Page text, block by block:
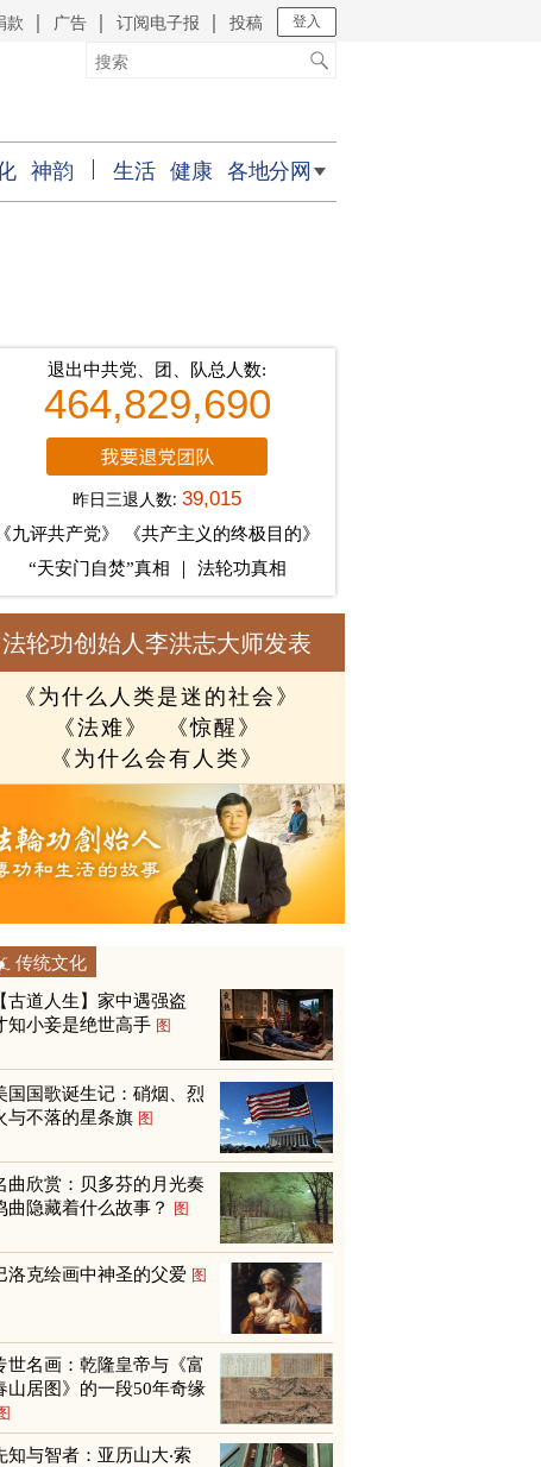
款 广告 订阅电子报 投稿 登入
神韵 生活 健康 各地分网
退出中共党、团、队总人数:
464,829,690
昨日三退人数:39,015
《九评共产党》
《共产主义的终极目的》
“天安门自焚”真相
法轮功真相
法轮功创始人李洪志大师发表
《为什么人类是迷的社会》
《法难》
《惊醒》
《为什么会有人类》
传统文化
【古道人生】家中遇强盗
知小妾是绝世高手 图
国国歌诞生记：硝烟、烈
与不落的星条旗 图
曲欣赏：贝多芬的月光奏
曲隐藏着什么故事？
图
洛克绘画中神圣的父爱 图
世名画：乾隆皇帝与《富
山居图》的一段50年奇缘
知与智者：亚历山大‧索